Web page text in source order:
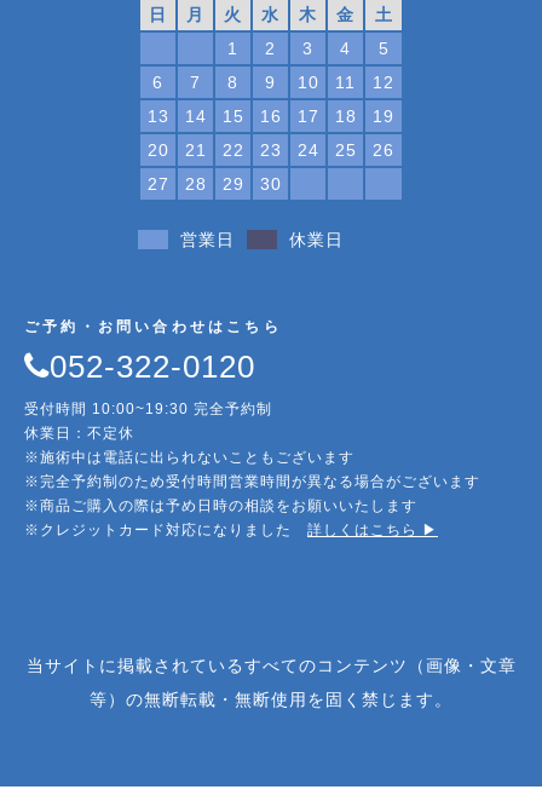
日 月 火 水 木 金
土
1
2 3 4
5
6
7 8 9 10 11
12
13
14 15 16 17 18
19
20
21 22 23 24 25
26
27
28 29 30
営業日 休業日
ご予約・お問い合わせはこちら
052-322-0120
受付時間 10:00~19:30 完全予約制
休業日：不定休
※施術中は電話に出られないこともございます
※完全予約制のため受付時間営業時間が異なる場合がございます
※商品ご購入の際は予め日時の相談をお願いいたします
※クレジットカード対応になりました 詳しくはこちら ▶︎
当サイトに掲載されているすべてのコンテンツ（画像・文章
等）の無断転載・無断使用を固く禁じます。